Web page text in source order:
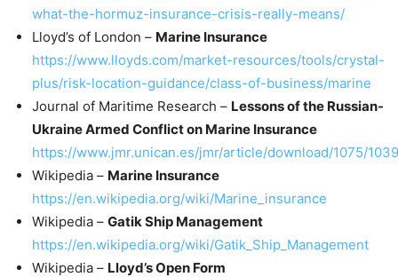
what-the-hormuz-insurance-crisis-really-means/
Lloyd’s of London – Marine Insurance
https://www.lloyds.com/market-resources/tools/crystal-
plus/risk-location-guidance/class-of-business/marine
Journal of Maritime Research – Lessons of the Russian-
Ukraine Armed Conflict on Marine Insurance
https://www.jmr.unican.es/jmr/article/download/1075/
Wikipedia – Marine Insurance
https://en.wikipedia.org/wiki/Marine_insurance
Wikipedia – Gatik Ship Management
https://en.wikipedia.org/wiki/Gatik_Ship_Management
Wikipedia – Lloyd’s Open Form